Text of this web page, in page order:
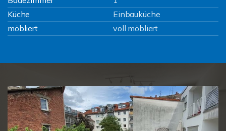
Küche
Einbauküche
möbliert
voll möbliert